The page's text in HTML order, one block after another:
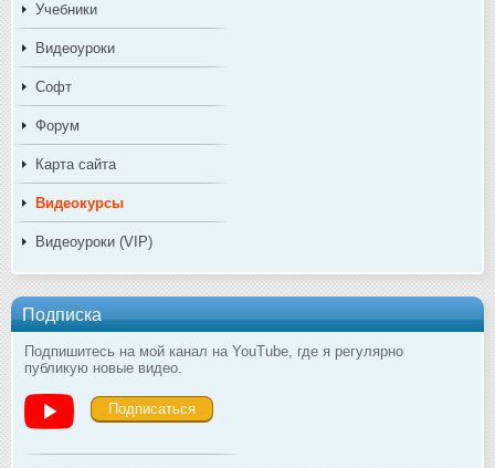
Учебники
Видеоуроки
Софт
Форум
Карта сайта
Видеокурсы
Видеоуроки (VIP)
Подписка
Подпишитесь на мой канал на YouTube, где я регулярно
публикую новые видео.
Подписаться